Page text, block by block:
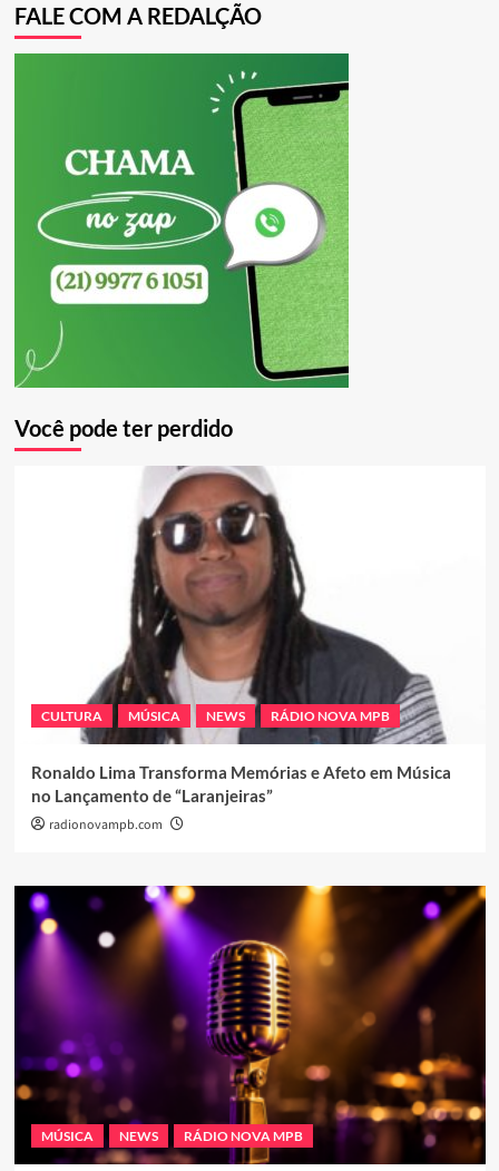
FALE COM A REDALÇÃO
Você pode ter perdido
CULTURA MÚSICA NEWS RÁDIO NOVA MPB
Ronaldo Lima Transforma Memórias e Afeto em Música
no Lançamento de “Laranjeiras”
radionovampb.com
MÚSICA NEWS RÁDIO NOVA MPB